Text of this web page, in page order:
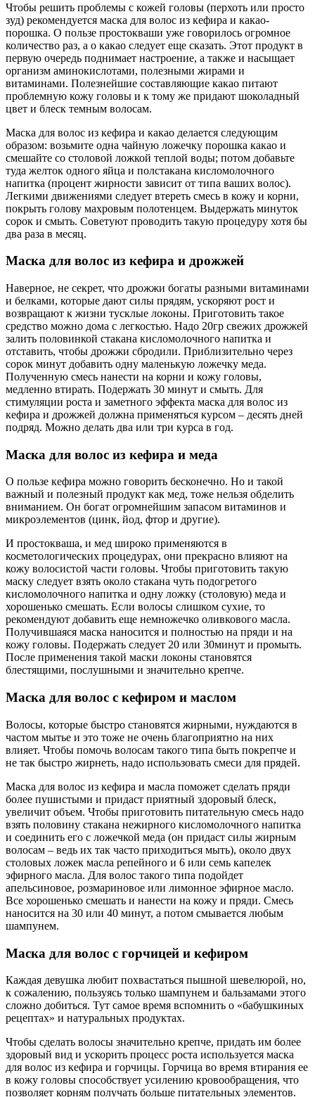
Чтобы решить проблемы с кожей головы (перхоть или просто
зуд) рекомендуется маска для волос из кефира и какао-
порошка. О пользе простокваши уже говорилось огромное
количество раз, а о какао следует еще сказать. Этот продукт в
первую очередь поднимает настроение, а также и насыщает
организм аминокислотами, полезными жирами и
витаминами. Полезнейшие составляющие какао питают
проблемную кожу головы и к тому же придают шоколадный
цвет и блеск темным волосам.
Маска для волос из кефира и какао делается следующим
образом: возьмите одна чайную ложечку порошка какао и
смешайте со столовой ложкой теплой воды; потом добавьте
туда желток одного яйца и полстакана кисломолочного
напитка (процент жирности зависит от типа ваших волос).
Легкими движениями следует втереть смесь в кожу и корни,
покрыть голову махровым полотенцем. Выдержать минуток
сорок и смыть. Советуют проводить такую процедуру хотя бы
два раза в месяц.
Маска для волос из кефира и дрожжей
Наверное, не секрет, что дрожжи богаты разными витаминами
и белками, которые дают силы прядям, ускоряют рост и
возвращают к жизни тусклые локоны. Приготовить такое
средство можно дома с легкостью. Надо 20гр свежих дрожжей
залить половинкой стакана кисломолочного напитка и
отставить, чтобы дрожжи сбродили. Приблизительно через
сорок минут добавить одну маленькую ложечку меда.
Полученную смесь нанести на корни и кожу головы,
медленно втирать. Подержать 30 минут и смыть. Для
стимуляции роста и заметного эффекта маска для волос из
кефира и дрожжей должна применяться курсом – десять дней
подряд. Можно делать два или три курса в год.
Маска для волос из кефира и меда
О пользе кефира можно говорить бесконечно. Но и такой
важный и полезный продукт как мед, тоже нельзя обделить
вниманием. Он богат огромнейшим запасом витаминов и
микроэлементов (цинк, йод, фтор и другие).
И простокваша, и мед широко применяются в
косметологических процедурах, они прекрасно влияют на
кожу волосистой части головы. Чтобы приготовить такую
маску следует взять около стакана чуть подогретого
кисломолочного напитка и одну ложку (столовую) меда и
хорошенько смешать. Если волосы слишком сухие, то
рекомендуют добавить еще немножечко оливкового масла.
Получившаяся маска наносится и полностью на пряди и на
кожу головы. Подержать следует 20 или 30минут и промыть.
После применения такой маски локоны становятся
блестящими, послушными и значительно крепче.
Маска для волос с кефиром и маслом
Волосы, которые быстро становятся жирными, нуждаются в
частом мытье и это тоже не очень благоприятно на них
влияет. Чтобы помочь волосам такого типа быть покрепче и
не так быстро жирнеть, надо использовать смеси для прядей.
Маска для волос из кефира и масла поможет сделать пряди
более пушистыми и придаст приятный здоровый блеск,
увеличит объем. Чтобы приготовить питательную смесь надо
взять половину стакана нежирного кисломолочного напитка
и соединить его с ложечкой меда (он придаст силы жирным
волосам – ведь их так часто приходиться мыть), около двух
столовых ложек масла репейного и 6 или семь капелек
эфирного масла. Для волос такого типа подойдет
апельсиновое, розмариновое или лимонное эфирное масло.
Все хорошенько смешать и нанести на кожу и пряди. Смесь
наносится на 30 или 40 минут, а потом смывается любым
шампунем.
Маска для волос с горчицей и кефиром
Каждая девушка любит похвастаться пышной шевелюрой, но,
к сожалению, пользуясь только шампунем и бальзамами этого
сложно добиться. Тут самое время вспомнить о «бабушкиных
рецептах» и натуральных продуктах.
Чтобы сделать волосы значительно крепче, придать им более
здоровый вид и ускорить процесс роста используется маска
для волос из кефира и горчицы. Горчица во время втирания ее
в кожу головы способствует усилению кровообращения, что
позволяет корням получать больше питательных элементов.